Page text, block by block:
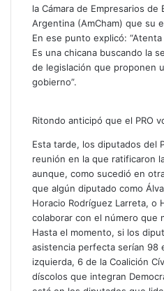
la Cámara de Empresarios de
Argentina (AmCham) que su
En ese punto explicó:
Es una chicana buscando la
de legislación que proponen
gobierno”.
Ritondo anticipó que el PRO
Esta tarde, los diputados del
reunión en la que ratificaron
aunque, como sucedió en
que algún diputado como
Horacio Rodríguez Larreta, o
colaborar con el número que
Hasta el momento, si los
asistencia perfecta serían 98
izquierda, 6 de la Coalición
díscolos que integran